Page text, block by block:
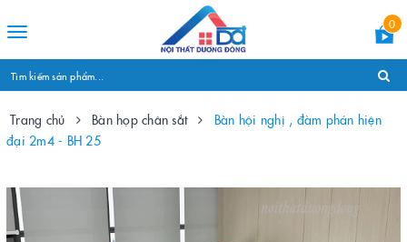
Toggle
0
Trang chủ Bàn họp chân sắt
Bàn hội nghị , đàm phán hiện
đại 2m4 - BH 25